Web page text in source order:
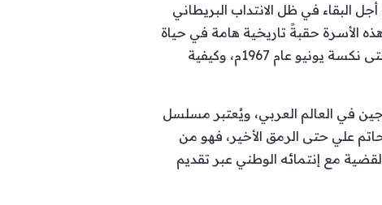
في ظل الانتداب البريطاني
الأسرة حقبةً تاريخية هامة في حياة
الفلسطينيين امتدت ما بين ثلاثينيات وستينيات القرن العشرين مروراً بالعديد من الأحداث الهامة، حتى نكسة يونيو عام 1967م، وكيفية
في العالم العربي، ويُعتبر مسلسل
علي حتى الرمق الأخير، فهو من
مع إنتمائه الوطني عبر تقديم